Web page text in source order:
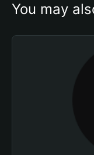
You may